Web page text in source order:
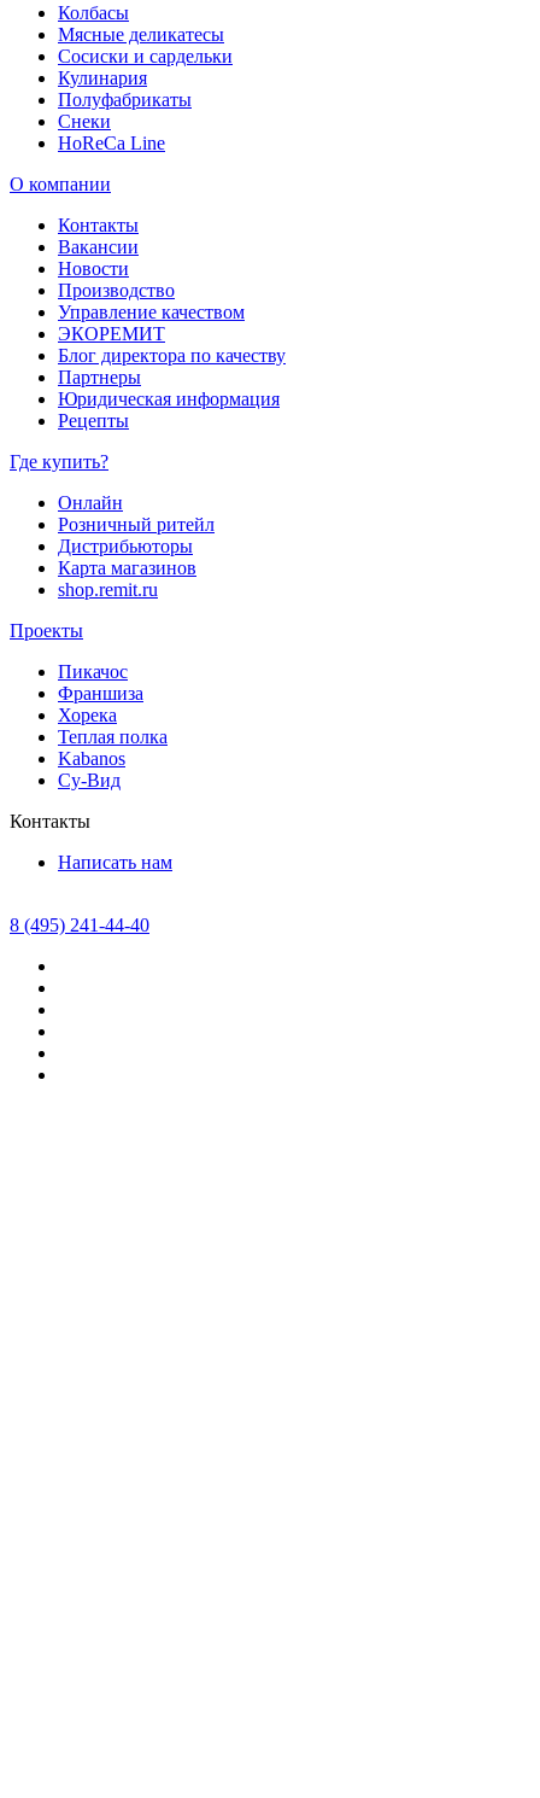
Колбасы
Мясные деликатесы
Сосиски и сардельки
Кулинария
Полуфабрикаты
Снеки
HoReCa Line
О компании
Контакты
Вакансии
Новости
Производство
Управление качеством
ЭКОРЕМИТ
Блог директора по качеству
Партнеры
Юридическая информация
Рецепты
Где купить?
Онлайн
Розничный ритейл
Дистрибьюторы
Карта магазинов
shop.remit.ru
Проекты
Пикачос
Франшиза
Хорека
Теплая полка
Kabanos
Су-Вид
Контакты
Написать нам
8 (495) 241-44-40